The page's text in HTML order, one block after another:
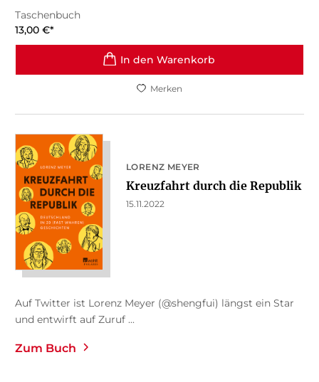
Taschenbuch
13,00 €*
In den Warenkorb
Merken
LORENZ MEYER
Kreuzfahrt durch die Republik
15.11.2022
Auf Twitter ist Lorenz Meyer (@shengfui) längst ein Star
und entwirft auf Zuruf ...
Zum Buch